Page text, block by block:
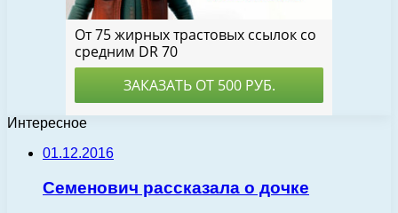
Интересное
01.12.2016
Семенович рассказала о дочке